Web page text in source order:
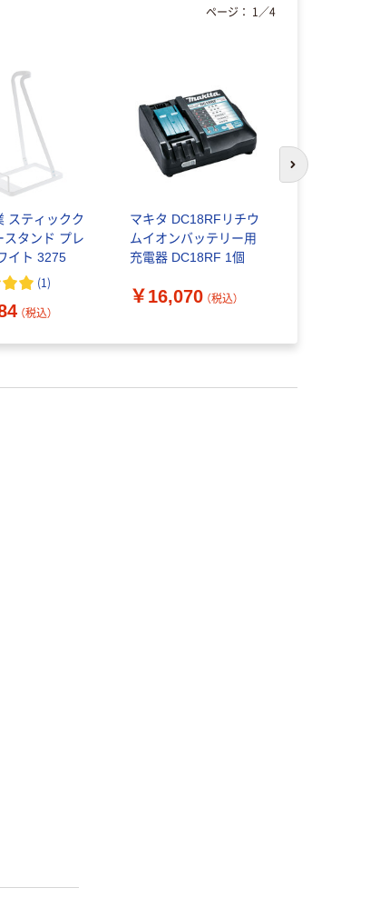
スティックク
スタンド プレ
イト 3275
(1)
（税込）
マキタ DC18RFリチウ
ムイオンバッテリー用
充電器 DC18RF 1個
￥16,070 （税込）
ページ： 1／4
次のスライド